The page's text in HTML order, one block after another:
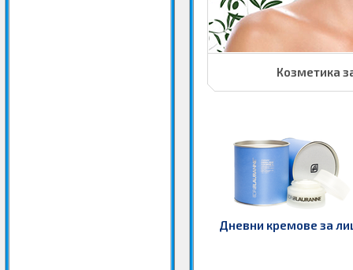
Козметика
Дневни кремове за